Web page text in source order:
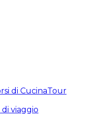
di CucinaTour
viaggio